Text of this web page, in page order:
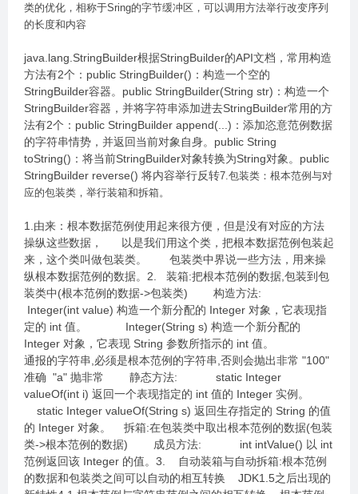
类的优化，相称于Sring的字节缓冲区，可以调用方法举行改变序列
的长度和内容
java.lang.StringBuilder根据StringBuilder的API文档，常用构造
方法有2个：public StringBuilder()：构造一个空的
StringBuilder容器。public StringBuilder(String str)：构造一个
StringBuilder容器，并将字符串添加进去StringBuilder常用的方
法有2个：public StringBuilder append(...)：添加恣意范例数据
的字符串情势，并返回当前对象自身。public String
toString()：将当前StringBuilder对象转换为String对象。public
StringBuilder reverse() 将内容举行反转7.包装类：根本范例与对
应的包装类，举行装箱和拆箱。
1.由来：根本数据范例使用起来很方便，但是没有对应的方法
操纵这些数据， 以是我们用这个类，把根本数据范例包装起
来，这个类叫做包装类。 包装类中界说一些方法，用来操
纵根本数据范例的数据。2. 装箱:把根本范例的数据,包装到包
装类中(根本范例的数据->包装类) 构造方法:
Integer(int value) 构造一个新分配的 Integer 对象，它表现指
定的 int 值。 Integer(String s) 构造一个新分配的
Integer 对象，它表现 String 参数所指示的 int 值。
通报的字符串,必须是根本范例的字符串,否则会抛出非常 "100"
准确 "a" 抛非常 静态方法: static Integer
valueOf(int i) 返回一个表现指定的 int 值的 Integer 实例。
static Integer valueOf(String s) 返回生存指定的 String 的值
的 Integer 对象。 拆箱:在包装类中取出根本范例的数据(包装
类->根本范例的数据) 成员方法: int intValue() 以 int
范例返回该 Integer 的值。3. 自动装箱与自动拆箱:根本范例
的数据和包装类之间可以自动的相互转换 JDK1.5之后出现的